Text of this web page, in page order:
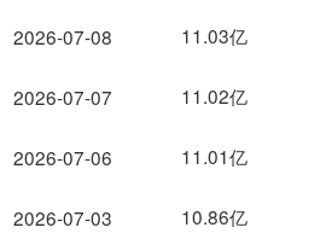
2026-07-08
2026-07-07
2026-07-06
2026-07-03
11.03亿
11.02亿
11.01亿
10.86亿